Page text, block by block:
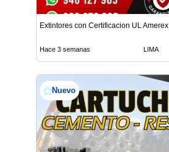
Extintores con Certificacion UL Amerex
Hace 3 semanas LIMA
Nuevo